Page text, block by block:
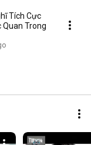
Tích Cực
Quan Trong